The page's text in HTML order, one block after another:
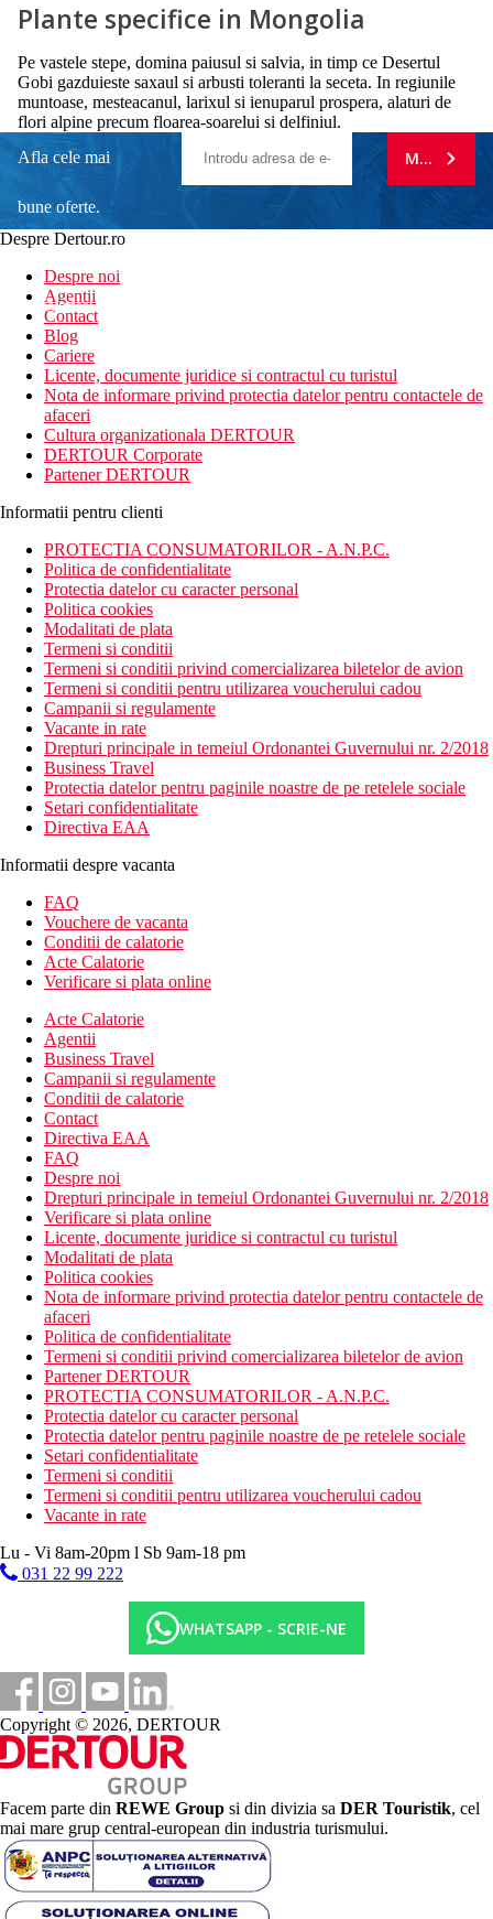
Plante specifice in Mongolia
Pe vastele stepe, domina paiusul si salvia, in timp ce Desertul
Gobi gazduieste saxaul si arbusti toleranti la seceta. In regiunile
muntoase, mesteacanul, larixul si ienuparul prospera, alaturi de
flori alpine precum floarea-soarelui si delfiniul.
Afla cele mai
bune oferte.
newsletter!
MA
Despre Dertour.ro
Despre noi
Agentii
Contact
Blog
Cariere
Licente, documente juridice si contractul cu turistul
Nota de informare privind protectia datelor pentru contactele de
afaceri
Cultura organizationala DERTOUR
DERTOUR Corporate
Partener DERTOUR
Informatii pentru clienti
PROTECTIA CONSUMATORILOR - A.N.P.C.
Politica de confidentialitate
Protectia datelor cu caracter personal
Politica cookies
Modalitati de plata
Termeni si conditii
Termeni si conditii privind comercializarea biletelor de avion
Termeni si conditii pentru utilizarea voucherului cadou
Campanii si regulamente
Vacante in rate
Drepturi principale in temeiul Ordonantei Guvernului nr. 2/2018
Business Travel
Protectia datelor pentru paginile noastre de pe retelele sociale
Setari confidentialitate
Directiva EAA
Informatii despre vacanta
FAQ
Vouchere de vacanta
Conditii de calatorie
Acte Calatorie
Verificare si plata online
Acte Calatorie
Agentii
Business Travel
Campanii si regulamente
Conditii de calatorie
Contact
Directiva EAA
FAQ
Despre noi
Drepturi principale in temeiul Ordonantei Guvernului nr. 2/2018
Verificare si plata online
Licente, documente juridice si contractul cu turistul
Modalitati de plata
Politica cookies
Nota de informare privind protectia datelor pentru contactele de
afaceri
Politica de confidentialitate
Termeni si conditii privind comercializarea biletelor de avion
Partener DERTOUR
PROTECTIA CONSUMATORILOR - A.N.P.C.
Protectia datelor cu caracter personal
Protectia datelor pentru paginile noastre de pe retelele sociale
Setari confidentialitate
Termeni si conditii
Termeni si conditii pentru utilizarea voucherului cadou
Vacante in rate
Lu - Vi 8am-20pm l Sb 9am-18 pm
031 22 99 222
WHATSAPP - SCRIE-NE
Copyright © 2026, DERTOUR
Facem parte din REWE Group si din divizia sa DER Touristik, cel
mai mare grup central-european din industria turismului.